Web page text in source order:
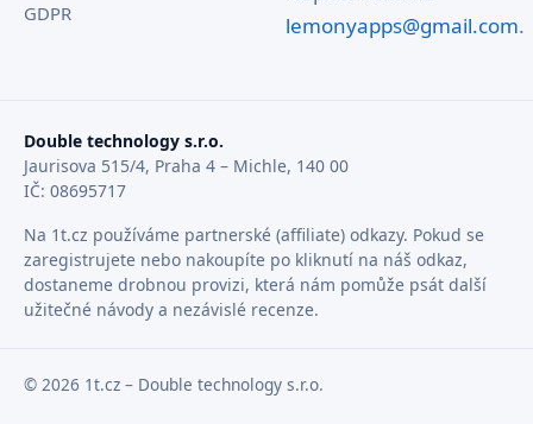
GDPR
lemonyapps@gmail.com.
Double technology s.r.o.
Jaurisova 515/4, Praha 4 – Michle, 140 00
IČ: 08695717
Na 1t.cz používáme partnerské (affiliate) odkazy. Pokud se
zaregistrujete nebo nakoupíte po kliknutí na náš odkaz,
dostaneme drobnou provizi, která nám pomůže psát další
užitečné návody a nezávislé recenze.
© 2026 1t.cz – Double technology s.r.o.